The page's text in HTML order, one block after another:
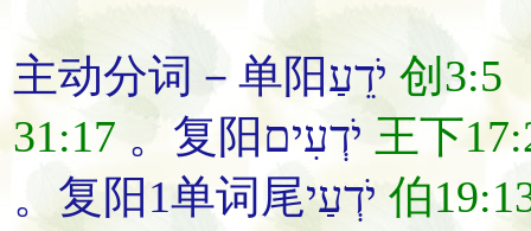
创3:5
31:17
王下
伯